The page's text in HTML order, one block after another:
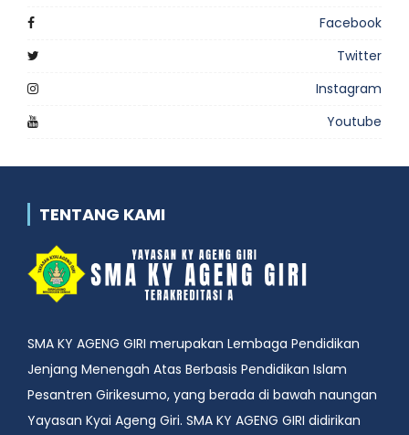
Facebook
Twitter
Instagram
Youtube
TENTANG KAMI
SMA KY AGENG GIRI merupakan Lembaga Pendidikan
Jenjang Menengah Atas Berbasis Pendidikan Islam
Pesantren Girikesumo, yang berada di bawah naungan
Yayasan Kyai Ageng Giri. SMA KY AGENG GIRI didirikan